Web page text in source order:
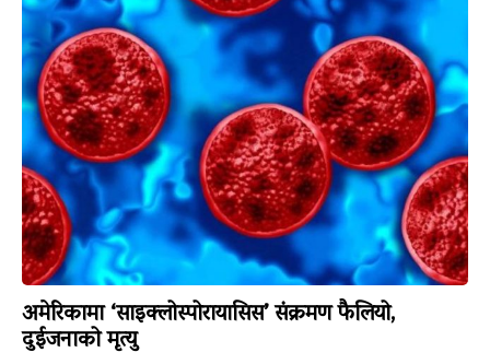
अमेरिकामा ‘साइक्लोस्पोरायासिस’ संक्रमण फैलियो,
दुईजनाको मृत्यु